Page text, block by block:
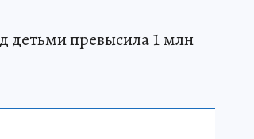
детьми превысила 1 млн